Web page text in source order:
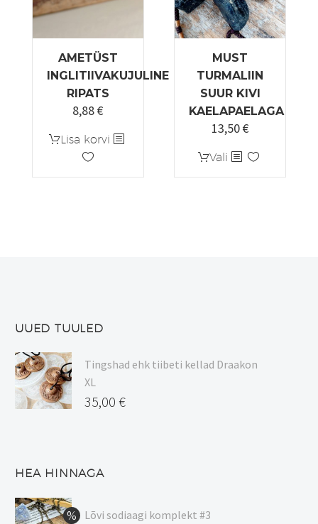
AMETÜST
INGLITIIVAKUJULINE
RIPATS
8,88€
Lisa korvi
MUST
TURMALIIN
SUUR KIVI
KAELAPAELAGA
13,50€
Vali Sellel
tootel
UUED TUULED
Tingshad ehk tiibeti kellad Draakon
XL
35,00 €
HEA HINNAGA
Lõvi sodiaagi komplekt #3